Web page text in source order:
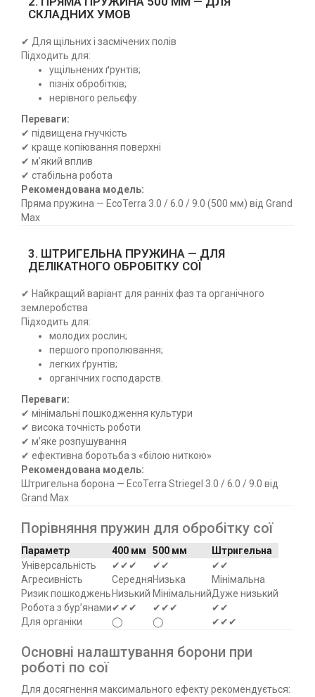
СКЛАДНИХ УМОВ
✔ Для щільних і засмічених полів
Підходить для:
ущільнених ґрунтів;
пізніх обробітків;
нерівного рельєфу.
Переваги:
✔ підвищена гнучкість
✔ краще копіювання поверхні
✔ м’який вплив
✔ стабільна робота
Рекомендована модель:
Пряма пружина — EcoTerra 3.0 / 6.0 / 9.0 (500 мм) від Grand
Max
3. ШТРИГЕЛЬНА ПРУЖИНА — ДЛЯ
ДЕЛІКАТНОГО ОБРОБІТКУ СОЇ
✔ Найкращий варіант для ранніх фаз та органічного
землеробства
Підходить для:
молодих рослин;
першого прополювання;
легких ґрунтів;
органічних господарств.
Переваги:
✔ мінімальні пошкодження культури
✔ висока точність роботи
✔ м’яке розпушування
✔ ефективна боротьба з «білою ниткою»
Рекомендована модель:
Штригельна борона — EcoTerra Striegel 3.0 / 6.0 / 9.0 від
Grand Max
Порівняння пружин для обробітку сої
Параметр 400 мм 500 мм
Штригельна
Універсальність
✔✔✔ ✔✔
✔✔
Агресивність
СередняНизька
Мінімальна
Ризик пошкоджень Низький МінімальнийДуже низький
Робота з бур’янами✔✔✔ ✔✔✔
✔✔
Для органіки
◯ ◯ ✔✔✔
Основні налаштування борони при
роботі по сої
Для досягнення максимального ефекту рекомендується: